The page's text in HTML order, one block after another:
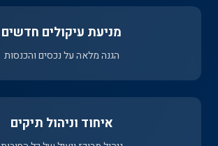
מניעת עיקולים חדשים
הגנה מלאה על נכסים והכנסות
איחוד וניהול תיקים